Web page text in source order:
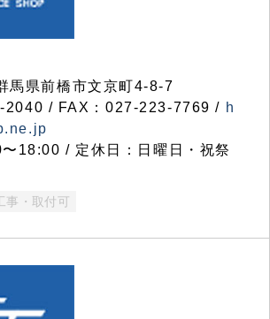
県前橋市文京町4-8-7
2040 / FAX：027-223-7769 / h
18:00 / 定休日：日曜日・祝祭
事・取付可